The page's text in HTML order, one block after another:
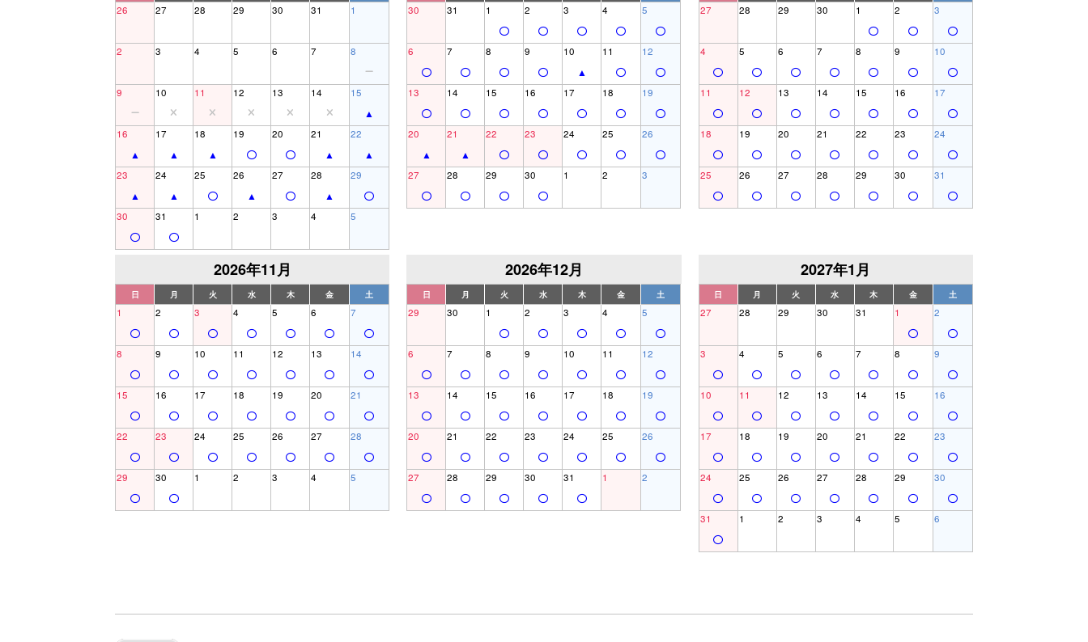
26 27 28 29 30 31 1
2 3 4 5 6 7 8
9 10 11 12 13 14 15
16 17 18 19 20 21 22
23 24 25 26 27 28 29
30 31 1 2 3 4 5
30 31 1 2 3 4 5
6 7 8 9 10 11 12
13 14 15 16 17 18 19
20 21 22 23 24 25 26
27 28 29 30 1 2 3
27 28 29 30 1 2 3
4 5 6 7 8 9 10
11 12 13 14 15 16 17
18 19 20 21 22 23 24
25 26 27 28 29 30 31
2026年11月
日 月 火 水 木 金 土
1 2 3 4 5 6 7
8 9 10 11 12 13 14
15 16 17 18 19 20 21
22 23 24 25 26 27 28
29 30 1 2 3 4 5
2026年12月
日 月 火 水 木 金 土
29 30 1 2 3 4 5
6 7 8 9 10 11 12
13 14 15 16 17 18 19
20 21 22 23 24 25 26
27 28 29 30 31 1 2
2027年1月
日 月 火 水 木 金 土
27 28 29 30 31 1 2
3 4 5 6 7 8 9
10 11 12 13 14 15 16
17 18 19 20 21 22 23
24 25 26 27 28 29 30
31 1 2 3 4 5 6